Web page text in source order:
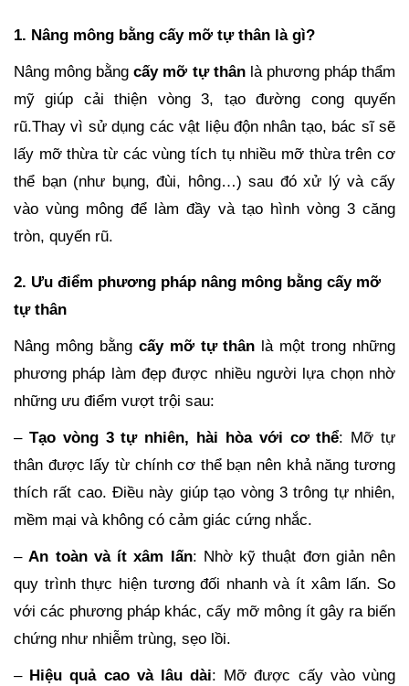
1. Nâng mông bằng cấy mỡ tự thân là gì?
Nâng mông bằngcấy mỡ tự thânlà phương pháp thẩm
mỹ giúp cải thiện vòng 3, tạo đường cong quyến
rũ.Thay vì sử dụng các vật liệu độn nhân tạo, bác sĩ sẽ
lấy mỡ thừa từ các vùng tích tụ nhiều mỡ thừa trên cơ
thể bạn (như bụng, đùi, hông…) sau đó xử lý và cấy
vào vùng mông để làm đầy và tạo hình vòng 3 căng
tròn, quyến rũ.
2. Ưu điểm phương pháp nâng mông bằng cấy mỡ
tự thân
Nâng mông bằng cấy mỡ tự thân là một trong những
phương pháp làm đẹp được nhiều người lựa chọn nhờ
những ưu điểm vượt trội sau:
– Tạo vòng 3 tự nhiên, hài hòa với cơ thể: Mỡ tự
thân được lấy từ chính cơ thể bạn nên khả năng tương
thích rất cao. Điều này giúp tạo vòng 3 trông tự nhiên,
mềm mại và không có cảm giác cứng nhắc.
–An toàn và ít xâm lấn: Nhờ kỹ thuật đơn giản nên
quy trình thực hiện tương đối nhanh và ít xâm lấn. So
với các phương pháp khác, cấy mỡ mông ít gây ra biến
chứng như nhiễm trùng, sẹo lồi.
– Hiệu quả cao và lâu dài: Mỡ được cấy vào vùng